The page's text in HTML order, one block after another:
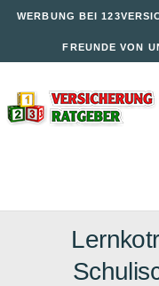
WERBUNG BEI
FREUNDE VON